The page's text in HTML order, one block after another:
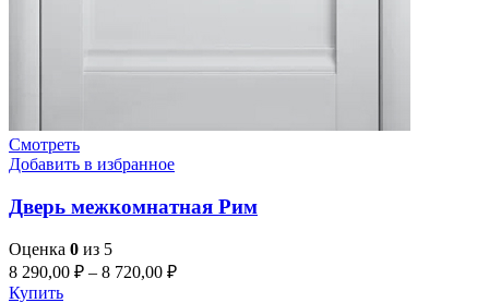
Смотреть
Добавить в избранное
Дверь межкомнатная Рим
Оценка 0 из 5
8 290,00 ₽ – 8 720,00 ₽
Купить